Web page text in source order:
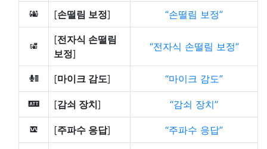
u [손떨림 보정] 손떨림 보정
4
[전자식 손떨림
보정]
전자식 손떨림 보정
H [마이크 감도] 마이크 감도
5 [감쇠 장치] 감쇠 장치
6 [주파수 응답] 주파수 응답